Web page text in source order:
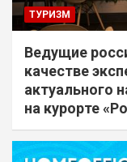
ТУРИЗМ
Ведущие
качестве
актуального
на курорте